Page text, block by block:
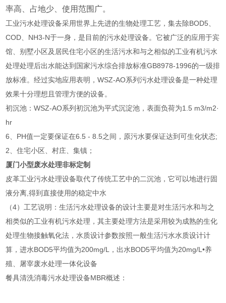
率高、占地少、使用范围广。
工业污水处理设备采用世界上先进的生物处理工艺，集去除BOD5、
COD、NH3-N于一身，是目前的污水处理设备。它被广泛的应用于宾
馆、别墅小区及居民住宅小区的生活污水和与之相似的工业有机污水
处理处理后出水能达到国家污水综合排放标准GB8978-1996的一级排
放标准。经过实地应用表明，WSZ-AO系列污水处理设备是一种处理
效果十分理想且管理方便的设备。
初沉池：WSZ-AO系列初沉池为平式沉淀池，表面负荷为1.5 m3/m2·
hr
6、PH值一定要保证在6.5 - 8.5之间，原污水要保证达到可生化状态;
2、住宅小区、村庄、集镇；
厦门小型废水处理非标定制
皮革工业污水处理设备取代了传统工艺中的二沉池，它可以地进行固
液分离,得到直接使用的稳定中水
（4）工艺说明：生活污水处理设备的设计主要是对生活污水和与之
相类似的工业有机污水处理，其主要处理方法是采用较为成熟的生化
处理生物接触氧化法，水质设计参数按照一般生活污水水质设计计
算，进水BOD5平均值为200mg/L，出水BOD5平均值为20mg/L•养
殖、屠宰废水处理一体化设备
餐具清洗消毒污水处理设备MBR概述：